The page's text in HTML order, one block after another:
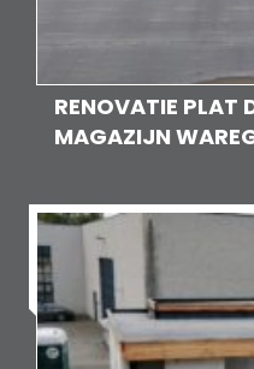
RENOVATIE PLAT
MAGAZIJN